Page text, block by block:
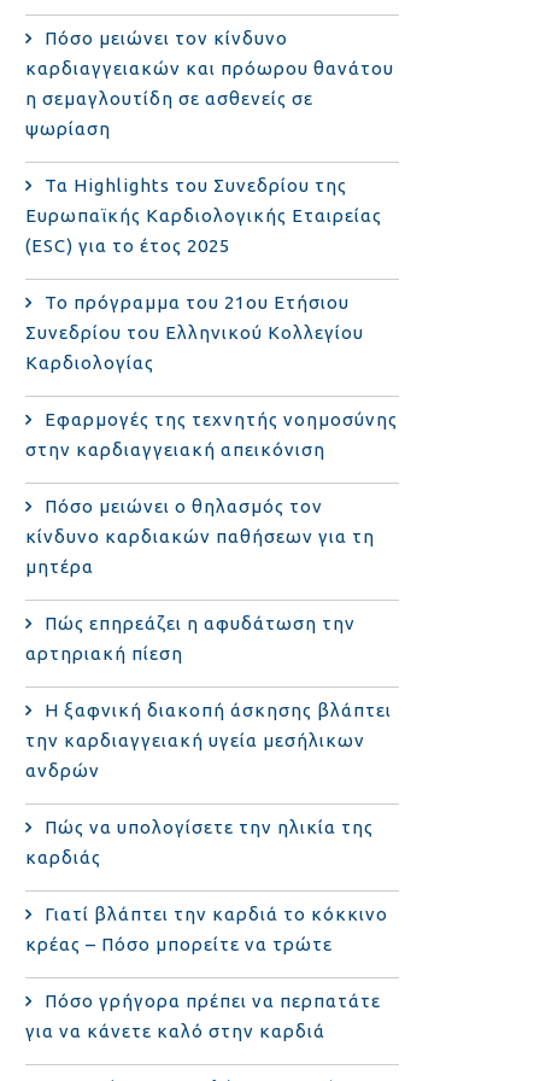
Πόσο μειώνει τον κίνδυνο
καρδιαγγειακών και πρόωρου θανάτου
η σεμαγλουτίδη σε ασθενείς σε
ψωρίαση
Τα Highlights του Συνεδρίου της
Ευρωπαϊκής Καρδιολογικής Εταιρείας
(ESC) για το έτος 2025
Το πρόγραμμα του 21ου Ετήσιου
Συνεδρίου του Ελληνικού Κολλεγίου
Καρδιολογίας
Εφαρμογές της τεχνητής νοημοσύνης
στην καρδιαγγειακή απεικόνιση
Πόσο μειώνει ο θηλασμός τον
κίνδυνο καρδιακών παθήσεων για τη
μητέρα
Πώς επηρεάζει η αφυδάτωση την
αρτηριακή πίεση
Η ξαφνική διακοπή άσκησης βλάπτει
την καρδιαγγειακή υγεία μεσήλικων
ανδρών
Πώς να υπολογίσετε την ηλικία της
καρδιάς
Γιατί βλάπτει την καρδιά το κόκκινο
κρέας – Πόσο μπορείτε να τρώτε
Πόσο γρήγορα πρέπει να περπατάτε
για να κάνετε καλό στην καρδιά